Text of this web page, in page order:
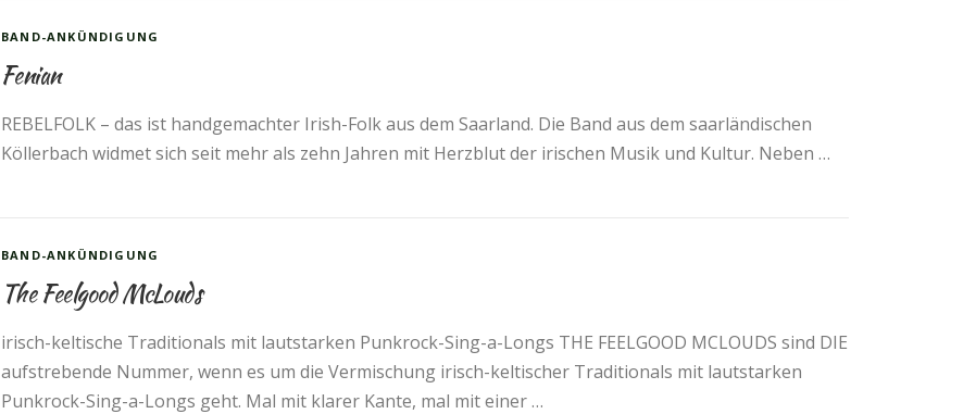
BAND-ANKÜNDIGUNG
Fenian
REBELFOLK – das ist handgemachter Irish-Folk aus dem Saarland. Die Band aus dem saarländischen
Köllerbach widmet sich seit mehr als zehn Jahren mit Herzblut der irischen Musik und Kultur. Neben …
BAND-ANKÜNDIGUNG
The Feelgood McLouds
irisch-keltische Traditionals mit lautstarken Punkrock-Sing-a-Longs THE FEELGOOD MCLOUDS sind DIE
aufstrebende Nummer, wenn es um die Vermischung irisch-keltischer Traditionals mit lautstarken
Punkrock-Sing-a-Longs geht. Mal mit klarer Kante, mal mit einer …